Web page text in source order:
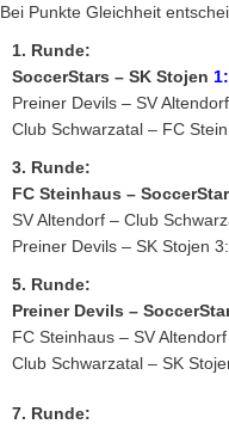
Bei Punkte Gleichheit
1. Runde:
SoccerStars – SK Stojen
Preiner Devils – SV
Club Schwarzatal – FC
3. Runde:
FC Steinhaus –
SV Altendorf – Club
Preiner Devils – SK Stojen
5. Runde:
Preiner Devils –
FC Steinhaus – SV
Club Schwarzatal – SK
7. Runde: